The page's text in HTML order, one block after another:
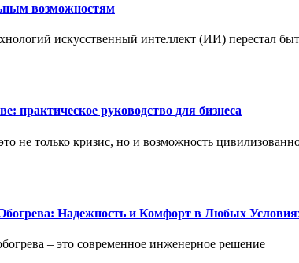
возможностям
искусственный интеллект (ИИ) перестал
практическое руководство для бизнеса
не только кризис, но и возможность
Надежность и Комфорт в Любых
– это современное инженерное решение